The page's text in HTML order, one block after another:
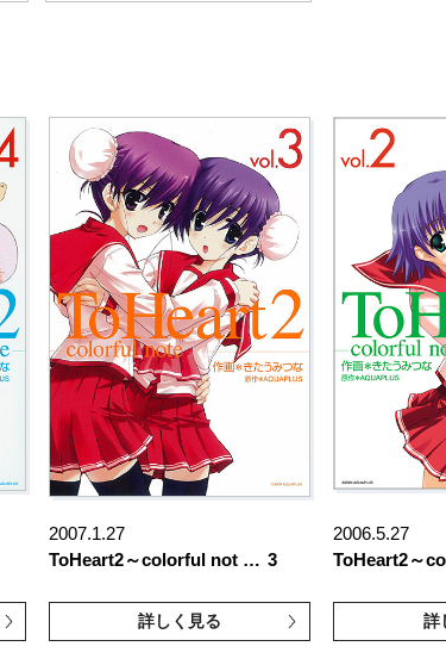
2007.1.27
ToHeart2～colorful not … 3
詳しく見る
2006.5.27
ToHeart2～
詳